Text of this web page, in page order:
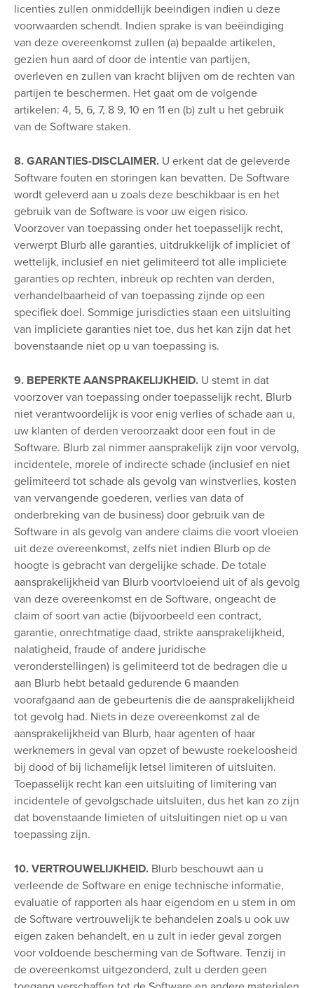
licenties zullen onmiddellijk beeindigen indien u deze
voorwaarden schendt. Indien sprake is van beëindiging
van deze overeenkomst zullen (a) bepaalde artikelen,
gezien hun aard of door de intentie van partijen,
overleven en zullen van kracht blijven om de rechten van
partijen te beschermen. Het gaat om de volgende
artikelen: 4, 5, 6, 7, 8 9, 10 en 11 en (b) zult u het gebruik
van de Software staken.
8. GARANTIES-DISCLAIMER. U erkent dat de geleverde
Software fouten en storingen kan bevatten. De Software
wordt geleverd aan u zoals deze beschikbaar is en het
gebruik van de Software is voor uw eigen risico.
Voorzover van toepassing onder het toepasselijk recht,
verwerpt Blurb alle garanties, uitdrukkelijk of impliciet of
wettelijk, inclusief en niet gelimiteerd tot alle impliciete
garanties op rechten, inbreuk op rechten van derden,
verhandelbaarheid of van toepassing zijnde op een
specifiek doel. Sommige jurisdicties staan een uitsluiting
van impliciete garanties niet toe, dus het kan zijn dat het
bovenstaande niet op u van toepassing is.
9. BEPERKTE AANSPRAKELIJKHEID. U stemt in dat
voorzover van toepassing onder toepasselijk recht, Blurb
niet verantwoordelijk is voor enig verlies of schade aan u,
uw klanten of derden veroorzaakt door een fout in de
Software. Blurb zal nimmer aansprakelijk zijn voor vervolg,
incidentele, morele of indirecte schade (inclusief en niet
gelimiteerd tot schade als gevolg van winstverlies, kosten
van vervangende goederen, verlies van data of
onderbreking van de business) door gebruik van de
Software in als gevolg van andere claims die voort vloeien
uit deze overeenkomst, zelfs niet indien Blurb op de
hoogte is gebracht van dergelijke schade. De totale
aansprakelijkheid van Blurb voortvloeiend uit of als gevolg
van deze overeenkomst en de Software, ongeacht de
claim of soort van actie (bijvoorbeeld een contract,
garantie, onrechtmatige daad, strikte aansprakelijkheid,
nalatigheid, fraude of andere juridische
veronderstellingen) is gelimiteerd tot de bedragen die u
aan Blurb hebt betaald gedurende 6 maanden
voorafgaand aan de gebeurtenis die de aansprakelijkheid
tot gevolg had. Niets in deze overeenkomst zal de
aansprakelijkheid van Blurb, haar agenten of haar
werknemers in geval van opzet of bewuste roekeloosheid
bij dood of bij lichamelijk letsel limiteren of uitsluiten.
Toepasselijk recht kan een uitsluiting of limitering van
incidentele of gevolgschade uitsluiten, dus het kan zo zijn
dat bovenstaande limieten of uitsluitingen niet op u van
toepassing zijn.
10. VERTROUWELIJKHEID. Blurb beschouwt aan u
verleende de Software en enige technische informatie,
evaluatie of rapporten als haar eigendom en u stem in om
de Software vertrouwelijk te behandelen zoals u ook uw
eigen zaken behandelt, en u zult in ieder geval zorgen
voor voldoende bescherming van de Software. Tenzij in
de overeenkomst uitgezonderd, zult u derden geen